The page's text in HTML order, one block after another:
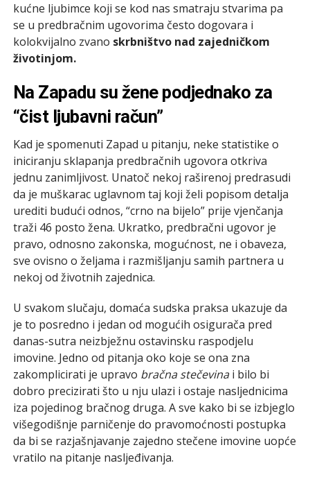
kućne ljubimce koji se kod nas smatraju stvarima pa
se u predbračnim ugovorima često dogovara i
kolokvijalno zvano skrbništvo nad zajedničkom
životinjom.
Na Zapadu su žene podjednako za
“čist ljubavni račun”
Kad je spomenuti Zapad u pitanju, neke statistike o
iniciranju sklapanja predbračnih ugovora otkriva
jednu zanimljivost. Unatoč nekoj raširenoj predrasudi
da je muškarac uglavnom taj koji želi popisom detalja
urediti budući odnos, “crno na bijelo” prije vjenčanja
traži 46 posto žena. Ukratko, predbračni ugovor je
pravo, odnosno zakonska, mogućnost, ne i obaveza,
sve ovisno o željama i razmišljanju samih partnera u
nekoj od životnih zajednica.
U svakom slučaju, domaća sudska praksa ukazuje da
je to posredno i jedan od mogućih osigurača pred
danas-sutra neizbježnu ostavinsku raspodjelu
imovine. Jedno od pitanja oko koje se ona zna
zakomplicirati je upravo bračna stečevinai bilo bi
dobro precizirati što u nju ulazi i ostaje nasljednicima
iza pojedinog bračnog druga. A sve kako bi se izbjeglo
višegodišnje parničenje do pravomoćnosti postupka
da bi se razjašnjavanje zajedno stečene imovine uopće
vratilo na pitanje nasljeđivanja.